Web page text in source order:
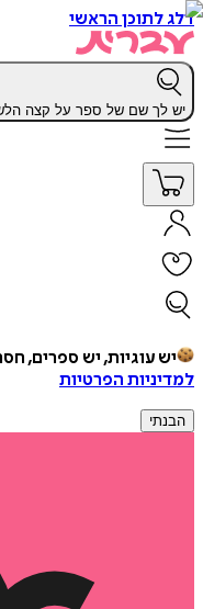
דלג לתוכן הראשי
יש לך שם של ספר על קצה
יש עוגיות, יש ספרים,
למדיניות הפרטיות
הבנתי